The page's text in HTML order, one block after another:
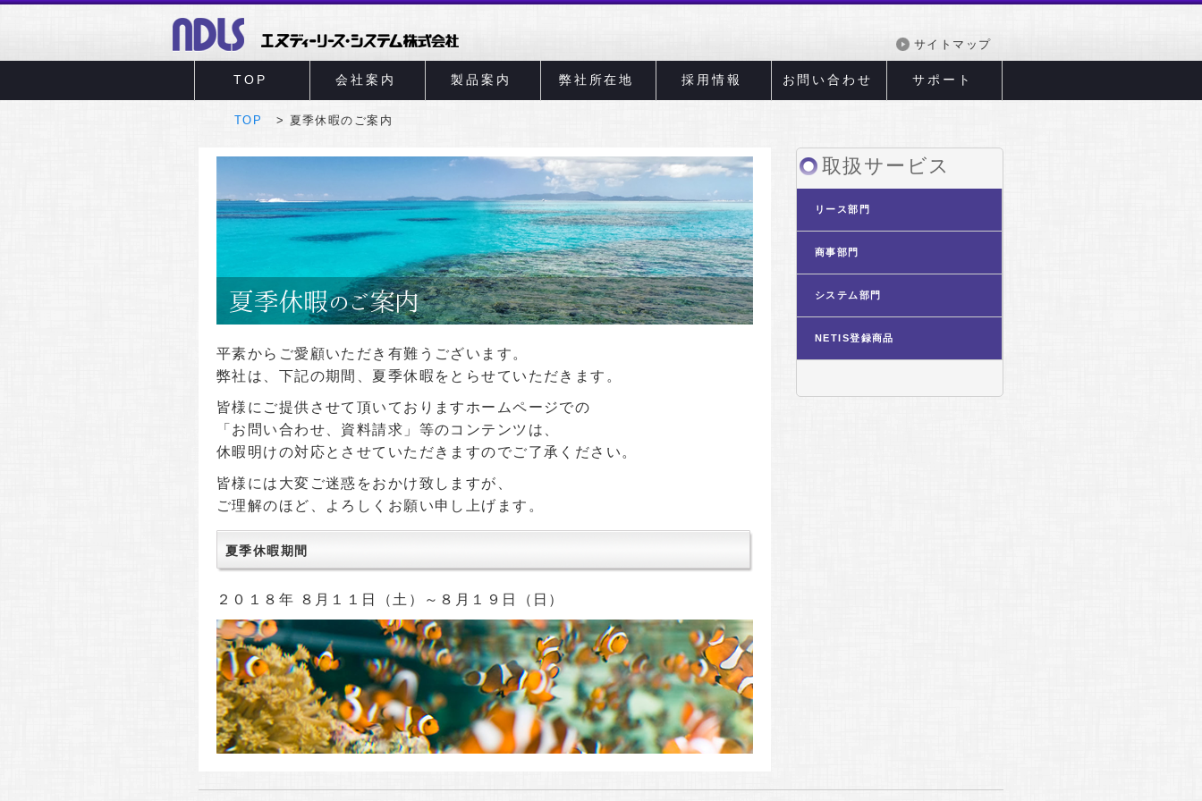
サイトマップ
TOP 会社案内 製品案内 弊社所在地 採用情報 お問い合わせ サポート
TOP 夏季休暇のご案内
平素からご愛顧いただき有難うございます。
弊社は、下記の期間、夏季休暇をとらせていただきます。
皆様にご提供させて頂いておりますホームページでの
「お問い合わせ、資料請求」等のコンテンツは、
休暇明けの対応とさせていただきますのでご了承ください。
皆様には大変ご迷惑をおかけ致しますが、
ご理解のほど、よろしくお願い申し上げます。
夏季休暇期間
２０１８年 ８月１１日（土）～８月１９日（日）
取扱サービス
リース部門
商事部門
システム部門
NETIS登録商品